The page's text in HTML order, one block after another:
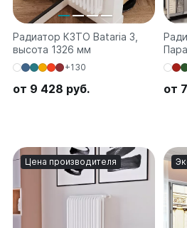
Радиатор КЗТО Bataria 3,
высота 1326 мм
+130
от 9 428 руб. от
Цена производителя